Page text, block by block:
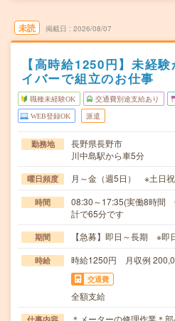
未読 掲載日 2026/08/07
【高時給1250円】未経
イバーで組立のお仕事
職種未経験OK 交通費別途支給あり
WEB登録OK 派遣
勤務地
長野県長野市
川中島駅から車5分
曜日頻度 月～金（週5日） ※土日
時間
08:30～17:35(実働8時間
計で65分です
期間 【急募】即日～長期 ※即
時給 時給1250円 月収例
交通費
全額支給
＊メーターの修理作業＊